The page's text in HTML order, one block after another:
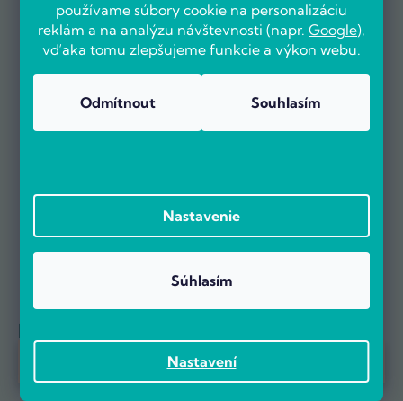
používame súbory cookie na personalizáciu
reklám a na analýzu návštevnosti (napr. Google),
vďaka tomu zlepšujeme funkcie a výkon webu.
Nastavení
Odmítnout Souhlasím
Nastavenie
Súhlasím
Prebieha Masaker cien! Navyše objednávky nad 100 EUR sú s
OVERENÉ ZÁKAZNÍKMI
Už viac ako 5000 zákazníkov nás odporúča na základe recenzií
Referencie firiem